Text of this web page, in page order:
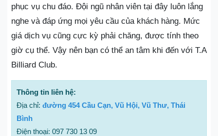
phục vụ chu đáo. Đội ngũ nhân viên tại đây luôn lắng
nghe và đáp ứng mọi yêu cầu của khách hàng. Mức
giá dịch vụ cũng cực kỳ phải chăng, được tính theo
giờ cụ thể. Vậy nên bạn có thể an tâm khi đến với T.A
Billiard Club.
Thông tin liên hệ:
Địa chỉ: đường 454 Cầu Cạn, Vũ Hội, Vũ Thư, Thái
Bình
Điện thoại: 097 730 13 09